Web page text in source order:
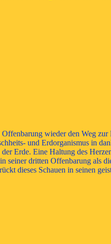
wieder den Weg
und Erdorganismus in
Erde. Eine Haltung des
seiner dritten Offenbarung als
dieses Schauen in seinen